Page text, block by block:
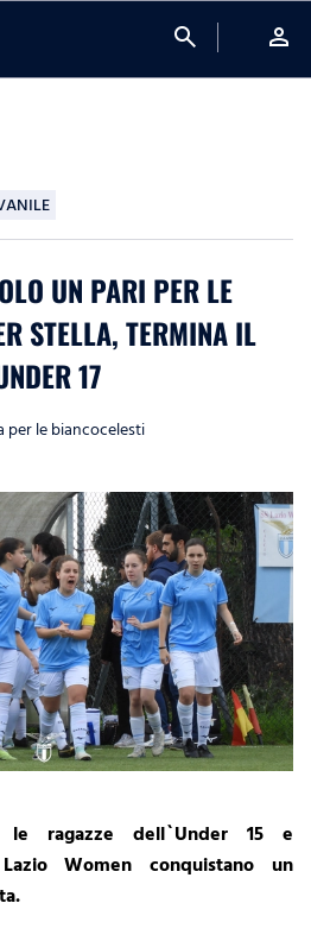
search person
UN PARI PER LE
STELLA, TERMINA IL
17
le biancocelesti
le ragazze dell`Under 15 e
Women conquistano un